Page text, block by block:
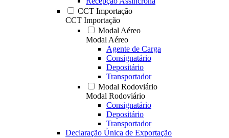
CCT Importação
CCT Importação
Modal Aéreo
Modal Aéreo
Agente de Carga
Consignatário
Depositário
Transportador
Modal Rodoviário
Modal Rodoviário
Consignatário
Depositário
Transportador
Declaração Única de Exportação